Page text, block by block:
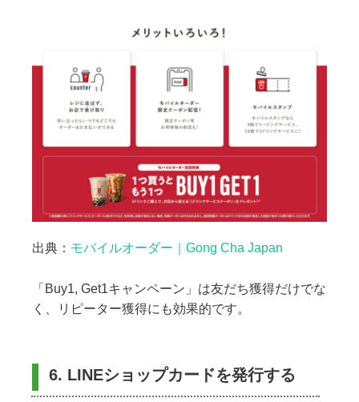
出典： モバイルオーダー｜Gong Cha Japan
「Buy1, Get1キャンペーン」は友だち獲得だけでな
く、リピーター獲得にも効果的です。
6. LINEショップカードを発行する